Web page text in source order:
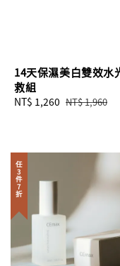
14天保濕美白雙效水
救組
Sale
NT$ 1,260 Regular
NT$ 1,960
任3件7折